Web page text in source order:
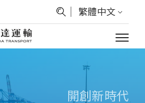
繁體中文
開創新時代